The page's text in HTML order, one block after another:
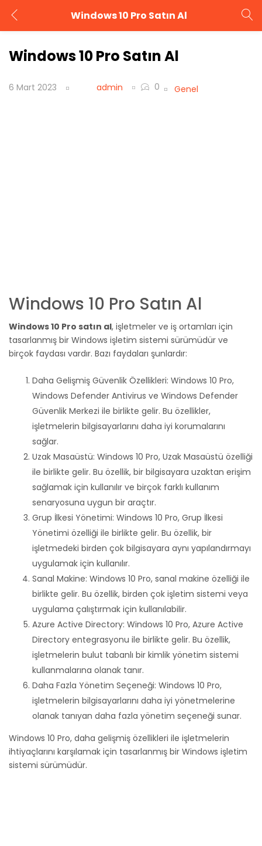
Windows 10 Pro Satın Al
GIRIŞ YAP
Windows 10 Pro Satın Al
6 Mart 2023 admin 0 Genel
Windows 10 Pro Satın Al
Windows 10 Pro satın al, işletmeler ve iş ortamları için
tasarlanmış bir Windows işletim sistemi sürümüdür ve
birçok faydası vardır. Bazı faydaları şunlardır:
Daha Gelişmiş Güvenlik Özellikleri: Windows 10 Pro,
Windows Defender Antivirus ve Windows Defender
Güvenlik Merkezi ile birlikte gelir. Bu özellikler,
işletmelerin bilgisayarlarını daha iyi korumalarını
sağlar.
Uzak Masaüstü: Windows 10 Pro, Uzak Masaüstü özelliği
ile birlikte gelir. Bu özellik, bir bilgisayara uzaktan erişim
sağlamak için kullanılır ve birçok farklı kullanım
senaryosuna uygun bir araçtır.
Grup İlkesi Yönetimi: Windows 10 Pro, Grup İlkesi
Yönetimi özelliği ile birlikte gelir. Bu özellik, bir
işletmedeki birden çok bilgisayara aynı yapılandırmayı
uygulamak için kullanılır.
Sanal Makine: Windows 10 Pro, sanal makine özelliği ile
birlikte gelir. Bu özellik, birden çok işletim sistemi veya
uygulama çalıştırmak için kullanılabilir.
Azure Active Directory: Windows 10 Pro, Azure Active
Directory entegrasyonu ile birlikte gelir. Bu özellik,
işletmelerin bulut tabanlı bir kimlik yönetim sistemi
kullanmalarına olanak tanır.
Daha Fazla Yönetim Seçeneği: Windows 10 Pro,
işletmelerin bilgisayarlarını daha iyi yönetmelerine
olanak tanıyan daha fazla yönetim seçeneği sunar.
Windows 10 Pro, daha gelişmiş özellikleri ile işletmelerin
ihtiyaçlarını karşılamak için tasarlanmış bir Windows işletim
sistemi sürümüdür.